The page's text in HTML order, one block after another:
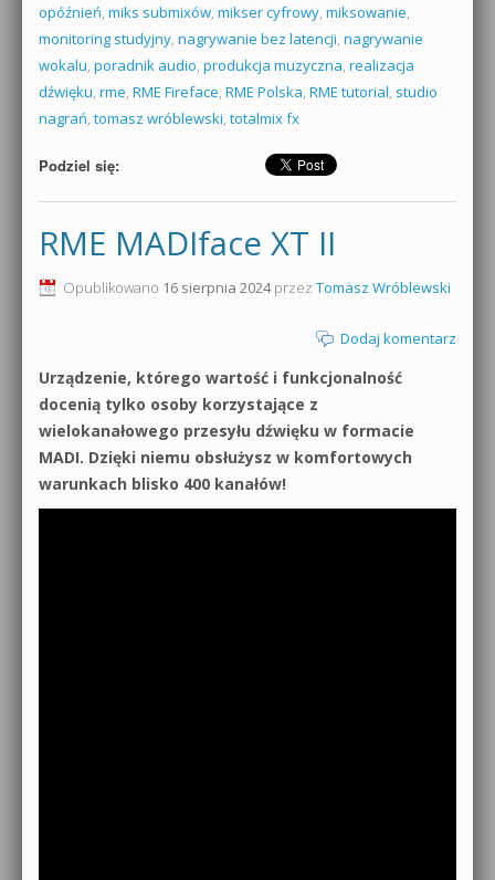
opóźnień, miks submixów, mikser cyfrowy, miksowanie,
monitoring studyjny, nagrywanie bez latencji, nagrywanie
wokalu, poradnik audio, produkcja muzyczna, realizacja
dźwięku, rme, RME Fireface, RME Polska, RME tutorial, studio
nagrań, tomasz wróblewski, totalmix fx
Podziel się:
RME MADIface XT II
Opublikowano 16 sierpnia 2024przez Tomasz Wróblewski
Dodaj komentarz
Urządzenie, którego wartość i funkcjonalność
docenią tylko osoby korzystające z
wielokanałowego przesyłu dźwięku w formacie
MADI. Dzięki niemu obsłużysz w komfortowych
warunkach blisko 400 kanałów!